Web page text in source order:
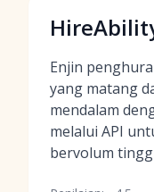
Enjin
yang matang
mendalam
melalui API
bervolum